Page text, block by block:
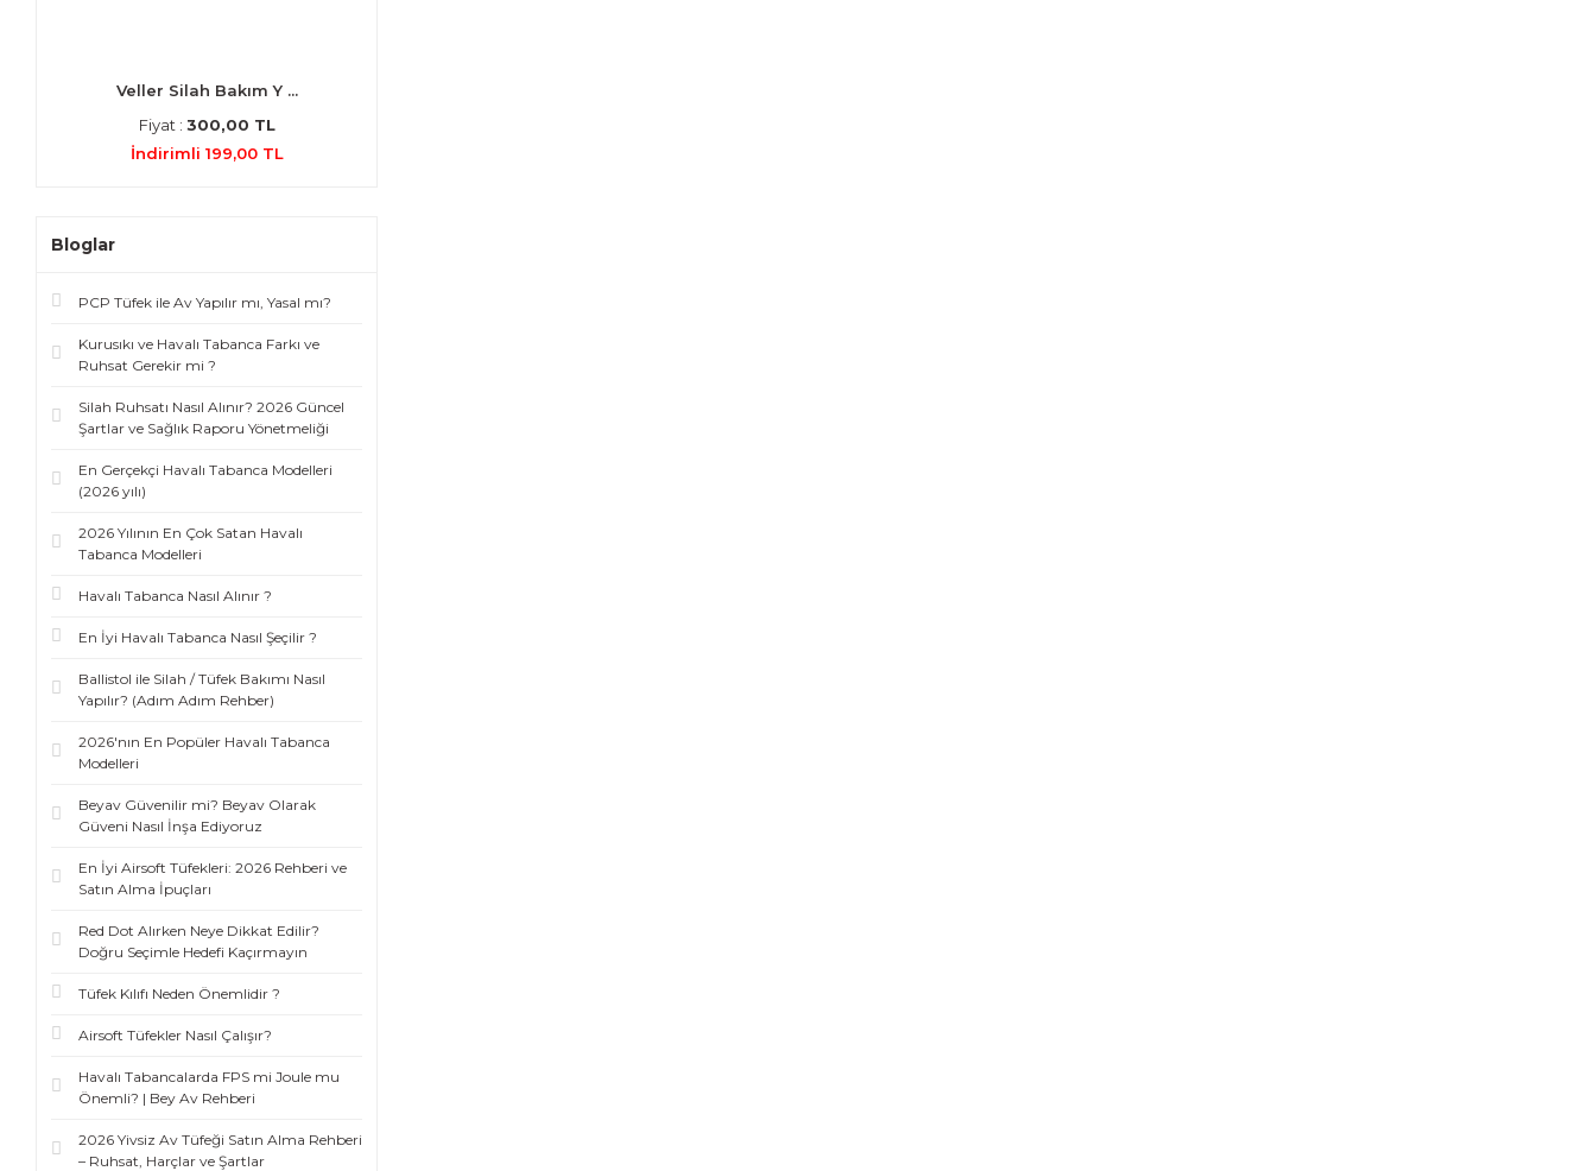
Veller Silah Bakım Y ...
Fiyat : 300,00 TL
İndirimli 199,00 TL
Bloglar
PCP Tüfek ile Av Yapılır mı, Yasal mı?
Kurusıkı ve Havalı Tabanca Farkı ve
Ruhsat Gerekir mi ?
Silah Ruhsatı Nasıl Alınır? 2026 Güncel
Şartlar ve Sağlık Raporu Yönetmeliği
En Gerçekçi Havalı Tabanca Modelleri
(2026 yılı)
2026 Yılının En Çok Satan Havalı
Tabanca Modelleri
Havalı Tabanca Nasıl Alınır ?
En İyi Havalı Tabanca Nasıl Şeçilir ?
Ballistol ile Silah / Tüfek Bakımı Nasıl
Yapılır? (Adım Adım Rehber)
2026'nın En Popüler Havalı Tabanca
Modelleri
Beyav Güvenilir mi? Beyav Olarak
Güveni Nasıl İnşa Ediyoruz
En İyi Airsoft Tüfekleri: 2026 Rehberi ve
Satın Alma İpuçları
Red Dot Alırken Neye Dikkat Edilir?
Doğru Seçimle Hedefi Kaçırmayın
Tüfek Kılıfı Neden Önemlidir ?
Airsoft Tüfekler Nasıl Çalışır?
Havalı Tabancalarda FPS mi Joule mu
Önemli? | Bey Av Rehberi
2026 Yivsiz Av Tüfeği Satın Alma Rehberi
– Ruhsat, Harçlar ve Şartlar